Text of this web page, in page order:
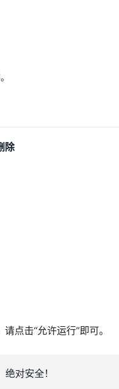
除
点击“允许运行”即可。
对安全！